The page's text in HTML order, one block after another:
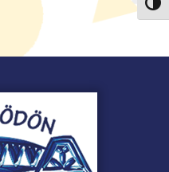
Nagy